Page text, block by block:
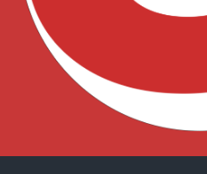
Colegram